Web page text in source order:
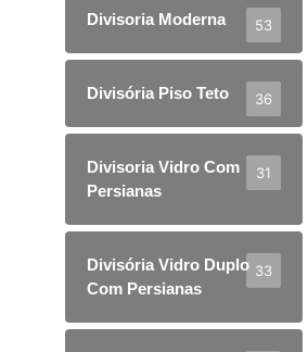
Divisoria Moderna 53
Divisória Piso Teto 36
Divisoria Vidro Com
Persianas
31
Divisória Vidro Duplo
Com Persianas
33